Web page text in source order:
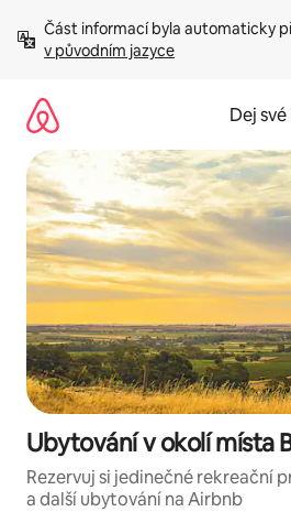
obsah
Část informací byla automaticky
v původním jazyce
Dej
Ubytování v okolí místa
Rezervuj si jedinečné rekreační
a další ubytování na Airbnb